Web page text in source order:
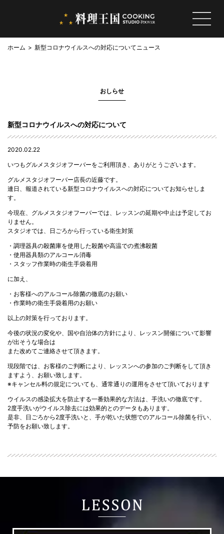
ホーム ニュース
新型コロナウイルスへの対応について
おしらせ
新型コロナウイルスへの対応について
2020.02.22
いつもグルメスタジオフーバーをご利用頂き、ありがとうございます。
グルメスタジオフーバー店長の近藤です。
連日、報道されている新型コロナウイルスへの対応についてお知らせしま
す。
今現在、グルメスタジオフーバーでは、レッスンの延期や中止は予定してお
りません。
スタジオでは、日ごろから行っている衛生対策
・調理器具の殺菌庫を使用した殺菌や高温での煮沸殺菌
・使用器具類のアルコール消毒
・スタッフ作業時の衛生手袋着用
に加え、
・お客様へのアルコール除菌の徹底のお願い
・作業時の衛生手袋着用のお願い
以上の対策を行っております。
今後の状況の変化や、国や自治体の方針により、レッスン開催について影響
が出そうな場合は
また改めてご連絡させて頂きます。
現段階では、お客様のご判断により、レッスンへの参加のご判断をして頂き
ますよう、お願い致します。
※キャンセル料の規定についても、通常通りの運用をさせて頂いております
ウイルスの感染拡大を防止する一番効果的な方法は、手洗いの徹底です。
2度手洗いがウイルス除去には効果的とのデータもあります。
是非、日ごろから2度手洗いと、手が乾いた状態でのアルコール除菌を行い、
予防をお願い致します。